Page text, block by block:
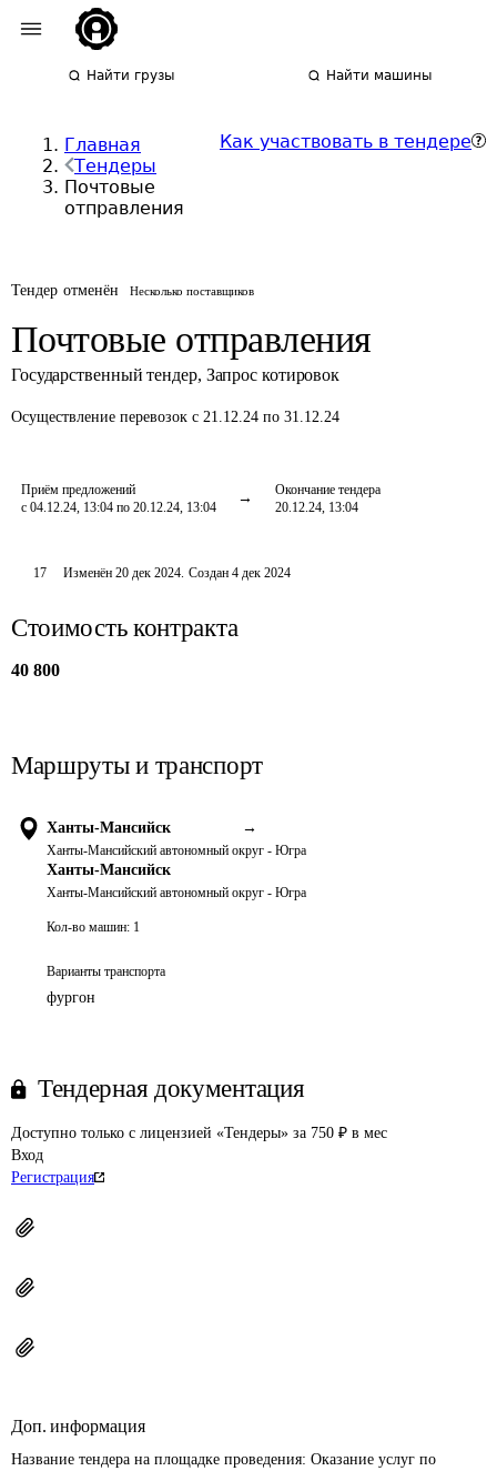
Найти грузы Найти машины
Главная
Тендеры
Почтовые
отправления
Как участвовать в тендере
Тендер отменён Несколько поставщиков
Почтовые отправления
Государственный тендер, Запрос котировок
Осуществление перевозок с 21.12.24 по 31.12.24
Приём предложений
с 04.12.24, 13:04 по 20.12.24, 13:04
Окончание тендера
20.12.24, 13:04
17 Изменён20 дек 2024. Создан 4 дек 2024
Стоимость контракта
40 800
Маршруты и транспорт
Ханты-Мансийск →
Ханты-Мансийский автономный округ - Югра
Ханты-Мансийск
Ханты-Мансийский автономный округ - Югра
Кол-во машин: 1
Варианты транспорта
фургон
Тендерная документация
Доступно только с лицензией «Тендеры» за 750 ₽ в мес
Вход
Регистрация
Доп. информация
Название тендера на площадке проведения: Оказание услуг по